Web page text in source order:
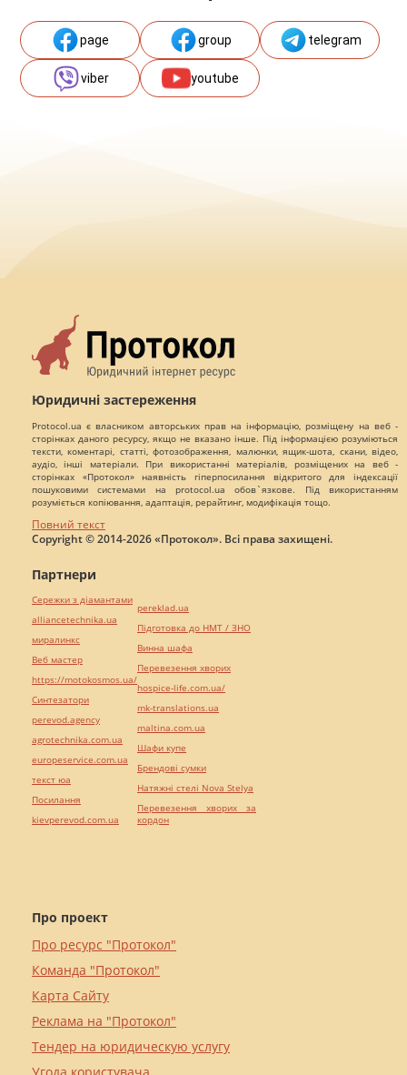
page group telegram
viber youtube
Юридичні застереження
Protocol.ua є власником авторських прав на інформацію, розміщену на веб -
сторінках даного ресурсу, якщо не вказано інше. Під інформацією розуміються
тексти, коментарі, статті, фотозображення, малюнки, ящик-шота, скани, відео,
аудіо, інші матеріали. При використанні матеріалів, розміщених на веб -
сторінках «Протокол» наявність гіперпосилання відкритого для індексації
пошуковими системами на protocol.ua обов`язкове. Під використанням
розуміється копіювання, адаптація, рерайтинг, модифікація тощо.
Повний текст
Copyright © 2014-2026 «Протокол». Всі права захищені.
Про проект
Про ресурс "Протокол"
Команда "Протокол"
Карта Сайту
Реклама на "Протокол"
Тендер на юридическую услугу
Партнери
Сережки з діамантами
alliancetechnika.ua
миралинкс
Веб мастер
https://motokosmos.ua/
Синтезатори
perevod.agency
agrotechnika.com.ua
europeservice.com.ua
текст юа
Посилання
kievperevod.com.ua
pereklad.ua
Підготовка до НМТ / ЗНО
Винна шафа
Перевезення хворих
hospice-life.com.ua/
mk-translations.ua
maltina.com.ua
Шафи купе
Брендові сумки
Натяжні стелі Nova Stelya
Перевезення хворих за
кордон